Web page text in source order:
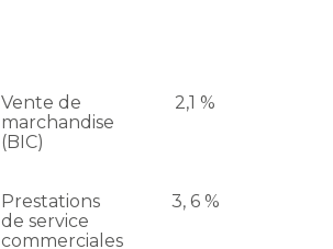
Vente de
marchandise
(BIC)
2,1 %
Prestations
de service
commerciales
3, 6 %